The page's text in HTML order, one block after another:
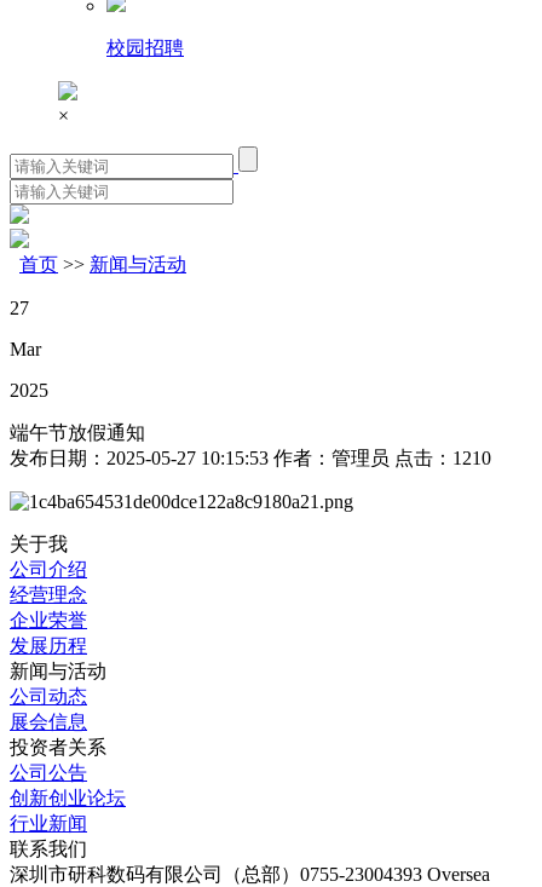
校园招聘
×
首页 >> 新闻与活动
27
Mar
2025
端午节放假通知
发布日期： 2025-05-27 10:15:53 作者： 管理员 点击： 1210
关于我
公司介绍
经营理念
企业荣誉
发展历程
新闻与活动
公司动态
展会信息
投资者关系
公司公告
创新创业论坛
行业新闻
联系我们
深圳市研科数码有限公司（总部）0755-23004393 Oversea